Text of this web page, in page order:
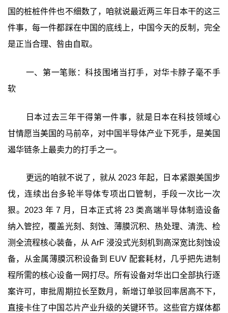
国的桩桩件件也不细数了，咱就说最近两三年日本干的这三
件事，每一件都踩在中国的底线上，中国今天的反制，完全
是正当合理、咎由自取。
一、第一笔账：科技围堵当打手，对华卡脖子毫不手
软
日本过去三年干得第一件事，就是日本在科技领域心
甘情愿当美国的马前卒，对中国半导体产业下死手，是美国
遏华链条上最卖力的打手之一。
更远的咱就不说了，就从 2023 年起，日本紧跟美国步
伐，连续出台多轮半导体专项出口管制，手段一次比一次
狠。2023 年 7 月，日本正式将 23 类高端半导体制造设备
纳入管控，覆盖光刻、刻蚀、薄膜沉积、热处理、清洗、检
测全流程核心装备，从 ArF 浸没式光刻机到高深宽比刻蚀设
备，从金属薄膜沉积设备到 EUV 配套耗材，几乎把先进制
程所需的核心设备一网打尽。所有设备对华出口全部执行逐
案许可，审批周期拉长至数月，新增订单驳回率居高不下，
直接卡住了中国芯片产业升级的关键环节。这些官方媒体都